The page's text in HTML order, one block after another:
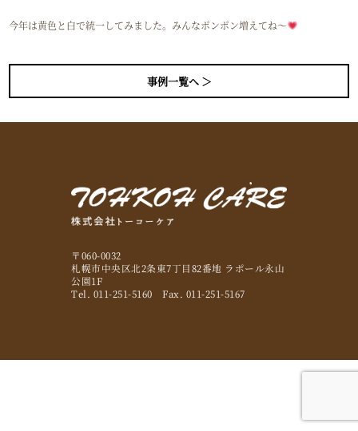
今年は黄色と白で統一してみました。みんなポンポン増えてね～
事例一覧へ ＞
〒060-0032
札幌市中央区北2条東7丁目82番地 ラポール永山
公園1F
Tel. 011-251-5160 Fax. 011-251-5167